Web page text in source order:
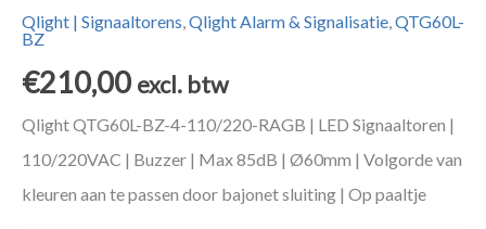
Qlight | Signaaltorens,Qlight Alarm & Signalisatie,QTG60L-
BZ
€210,00 excl. btw
Qlight QTG60L-BZ-4-110/220-RAGB | LED Signaaltoren |
110/220VAC | Buzzer | Max 85dB | Ø60mm | Volgorde van
kleuren aan te passen door bajonet sluiting | Op paaltje